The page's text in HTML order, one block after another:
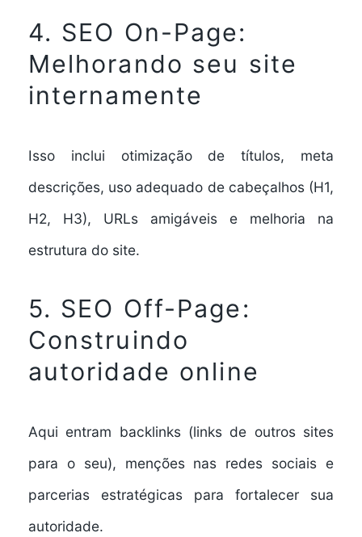
4. SEO On-Page:
Melhorando seu site
internamente
Isso inclui otimização de títulos, meta
descrições, uso adequado de cabeçalhos (H1,
H2, H3), URLs amigáveis e melhoria na
estrutura do site.
5. SEO Off-Page:
Construindo
autoridade online
Aqui entram backlinks (links de outros sites
para o seu), menções nas redes sociais e
parcerias estratégicas para fortalecer sua
autoridade.